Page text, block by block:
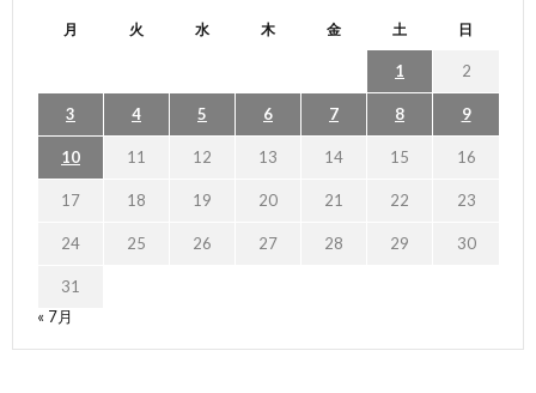
月 火 水 木 金 土 日
1 2
3 4 5 6 7 8 9
10 11 12 13 14 15 16
17 18 19 20 21 22 23
24 25 26 27 28 29 30
31
« 7月